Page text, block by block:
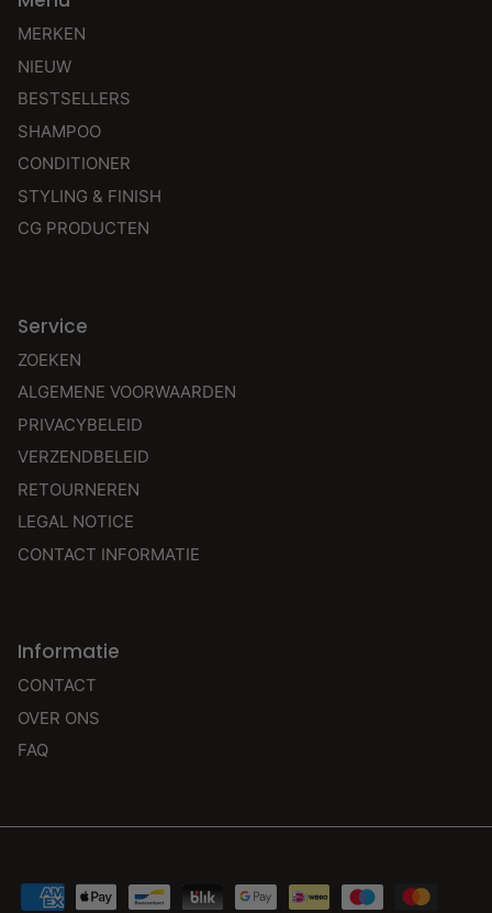
MERKEN
NIEUW
BESTSELLERS
SHAMPOO
CONDITIONER
STYLING & FINISH
CG PRODUCTEN
Service
ZOEKEN
ALGEMENE VOORWAARDEN
PRIVACYBELEID
VERZENDBELEID
RETOURNEREN
LEGAL NOTICE
CONTACT INFORMATIE
Informatie
CONTACT
OVER ONS
FAQ